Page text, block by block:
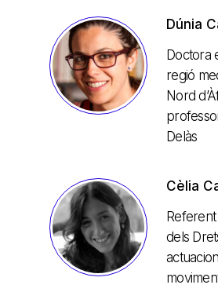
Dúnia
Doctora
regió
Nord
Delàs
Cèlia
dels